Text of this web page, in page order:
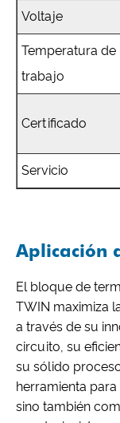
Voltaje
Temperatura de
trabajo
Certificado
Servicio
Aplicación
El bloque de
TWIN maximiza
a través de su
circuito, su
su sólido
herramienta
sino también